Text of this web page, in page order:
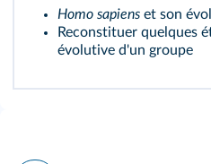
Homo sapiens et son
Reconstituer quelques
évolutive d'un groupe